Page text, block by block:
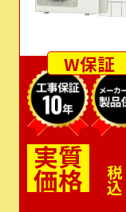
W保証
実質
価格 税込